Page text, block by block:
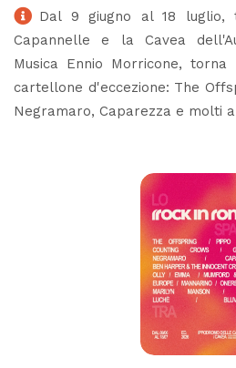
Dal 9 giugno al 18 luglio,
Capannelle e la Cavea
Musica Ennio Morricone,
cartellone d'eccezione: The
Negramaro, Caparezza e molti